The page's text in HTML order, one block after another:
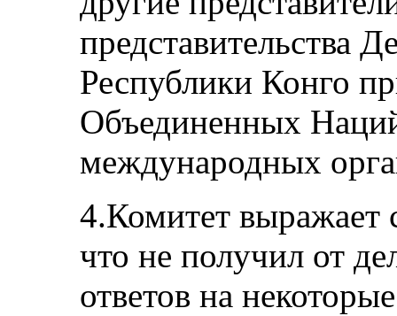
представительства
Республики Конго
Объединенных
международных
4.Комитет выражает
что не получил от
ответов на